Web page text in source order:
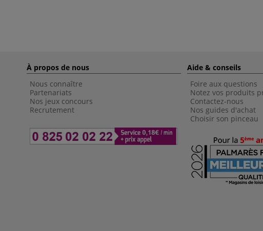
À propos de nous
Nous connaître
Partenariats
Nos jeux concours
Recrutement
Aide & conseils
Foire aux questions
Notez vos produits
Contactez-nous
Nos guides d'achat
Choisir son pinceau